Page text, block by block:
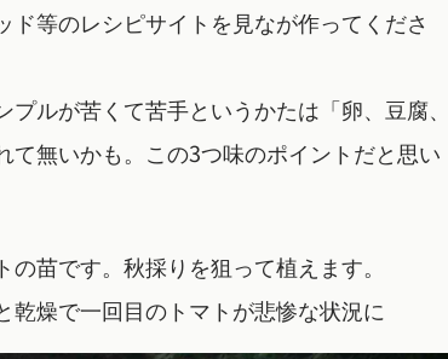
ド等のレシピサイトを見なが作ってくださ
プルが苦くて苦手というかたは「卵、豆腐、
て無いかも。この3つ味のポイントだと思い
の苗です。秋採りを狙って植えます。
乾燥で一回目のトマトが悲惨な状況に